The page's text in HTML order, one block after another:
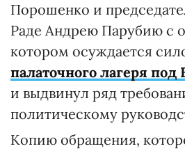
Порошенко и
Раде Андрею Парубию с
котором осуждается
палаточного лагеря под
и выдвинул ряд
политическому
Копию обращения,